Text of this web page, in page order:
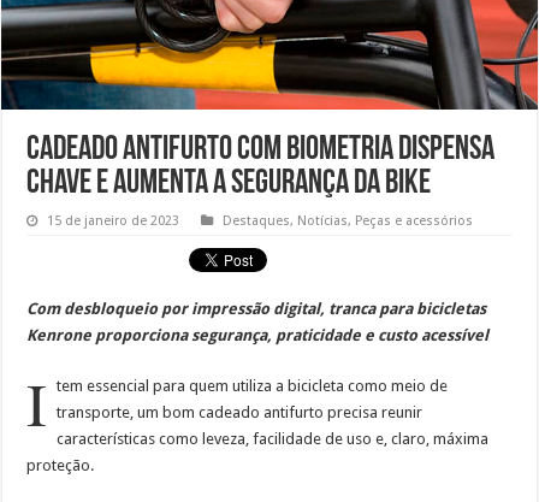
Cadeado antifurto com biometria dispensa
chave e aumenta a segurança da bike
15 de janeiro de 2023 Destaques, Notícias, Peças e acessórios
Com desbloqueio por impressão digital, tranca para bicicletas
Kenrone proporciona segurança, praticidade e custo acessível
I
tem essencial para quem utiliza a bicicleta como meio de
transporte, um bom cadeado antifurto precisa reunir
características como leveza, facilidade de uso e, claro, máxima
proteção.